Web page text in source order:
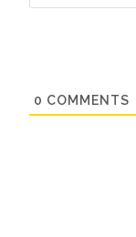
0 COMMENTS